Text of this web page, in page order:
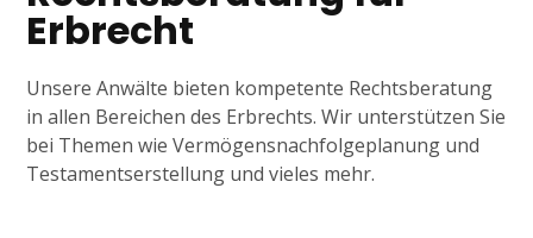
Erbrecht
Unsere Anwälte bieten kompetente Rechtsberatung
in allen Bereichen des Erbrechts. Wir unterstützen Sie
bei Themen wie Vermögensnachfolgeplanung und
Testamentserstellung und vieles mehr.